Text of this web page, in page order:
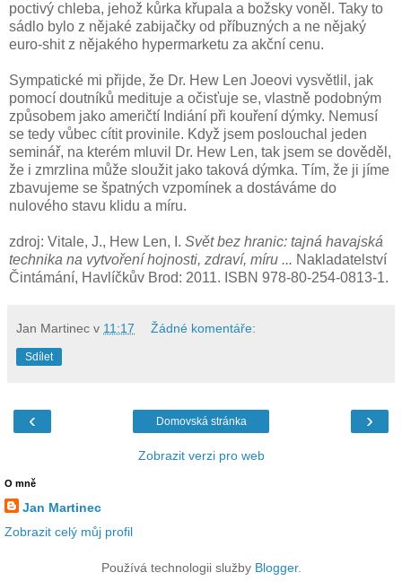
poctivý chleba, jehož kůrka křupala a božsky voněl. Taky to
sádlo bylo z nějaké zabijačky od příbuzných a ne nějaký
euro-shit z nějakého hypermarketu za akční cenu.
Sympatické mi přijde, že Dr. Hew Len Joeovi vysvětlil, jak
pomocí doutníků medituje a očisťuje se, vlastně podobným
způsobem jako američtí Indiání při kouření dýmky. Nemusí
se tedy vůbec cítit provinile. Když jsem poslouchal jeden
seminář, na kterém mluvil Dr. Hew Len, tak jsem se dověděl,
že i zmrzlina může sloužit jako taková dýmka. Tím, že ji jíme
zbavujeme se špatných vzpomínek a dostáváme do
nulového stavu klidu a míru.
zdroj: Vitale, J., Hew Len, I. Svět bez hranic: tajná havajská
technika na vytvoření hojnosti, zdraví, míru ... Nakladatelství
Čintámání, Havlíčkův Brod: 2011. ISBN 978-80-254-0813-1.
Jan Martinec v 11:17 Žádné komentáře:
Sdílet
‹ ›
Domovská stránka
Zobrazit verzi pro web
O mně
Jan Martinec
Zobrazit celý můj profil
Používá technologii služby Blogger.